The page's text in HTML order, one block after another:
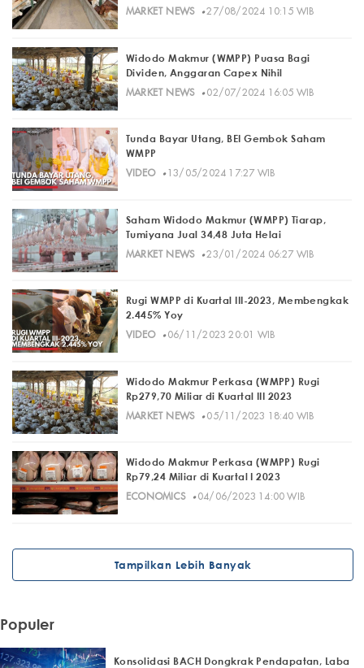
MARKET NEWS· 27/08/2024 10:15 WIB
Widodo Makmur (WMPP) Puasa Bagi
Dividen, Anggaran Capex Nihil
MARKET NEWS· 02/07/2024 16:05 WIB
Tunda Bayar Utang, BEI Gembok Saham
WMPP
VIDEO· 13/05/2024 17:27 WIB
Saham Widodo Makmur (WMPP) Tiarap,
Tumiyana Jual 34,48 Juta Helai
MARKET NEWS· 23/01/2024 06:27 WIB
Rugi WMPP di Kuartal III-2023, Membengkak
2.445% Yoy
VIDEO· 06/11/2023 20:01 WIB
Widodo Makmur Perkasa (WMPP) Rugi
Rp279,70 Miliar di Kuartal III 2023
MARKET NEWS· 05/11/2023 18:40 WIB
Widodo Makmur Perkasa (WMPP) Rugi
Rp79,24 Miliar di Kuartal I 2023
ECONOMICS· 04/06/2023 14:00 WIB
Tampilkan Lebih Banyak
Populer
Konsolidasi BACH Dongkrak Pendapatan, Laba